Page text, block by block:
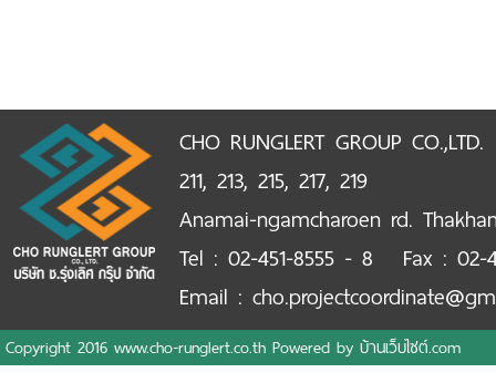
CHO RUNGLERT GROUP CO.,LTD.
211, 213, 215, 217, 219
Anamai-ngamcharoen rd.
Tel : 02-451-8555 - 8 Fax : 02-
Email :
Copyright 2016 www.cho-runglert.co.th Powered by บ้านเว็บไซต์.com